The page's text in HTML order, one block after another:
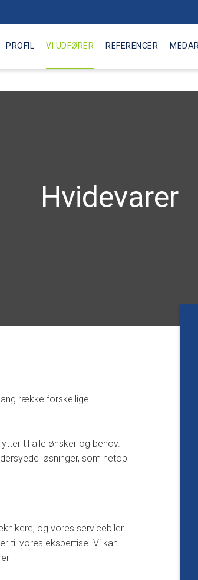
PROFIL VI UDFØRER REFERENCER
Hvidevarer​
række forskellige
til alle ønsker og behov.
løsninger, som netop
og vores servicebiler
til vores ekspertise. Vi kan